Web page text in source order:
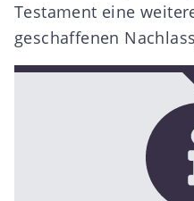
Testament eine
geschaffenen